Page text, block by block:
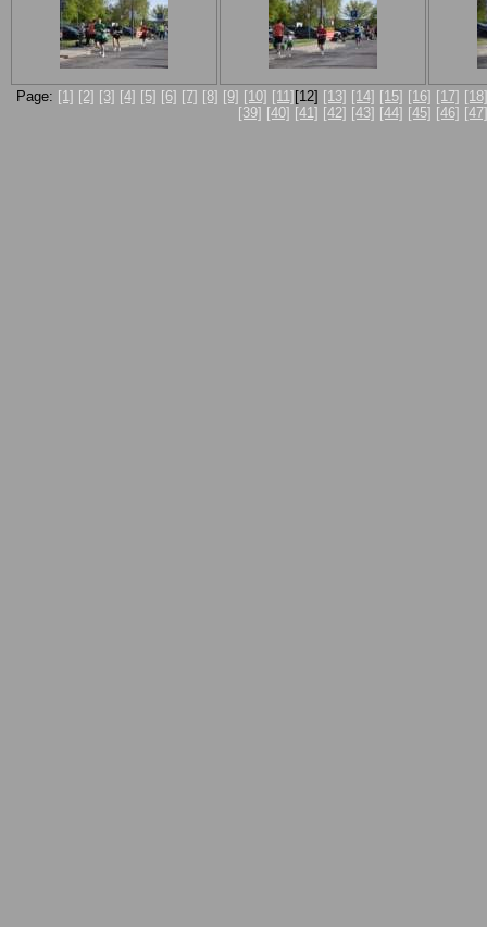
Page: [1] [2] [3] [4] [5] [6] [7] [8] [9] [10] [11] [12] [13] [14] [15] [16] [17] [18]
[39] [40] [41] [42] [43] [44] [45] [46] [47]